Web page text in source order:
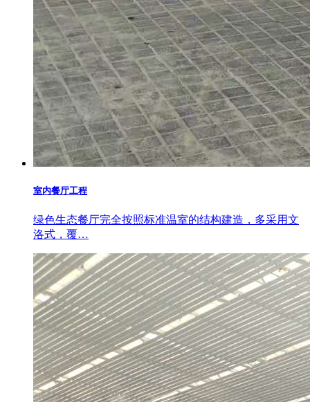
室内餐厅工程
绿色生态餐厅完全按照标准温室的结构建造，多采用文
洛式，覆…